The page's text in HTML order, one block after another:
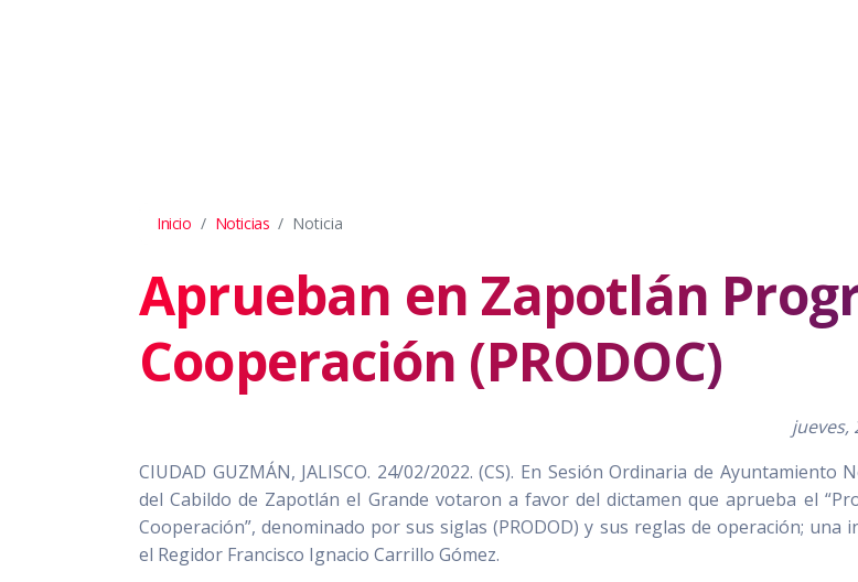
Inicio Noticias Noticia
Aprueban en Zapotlán
Cooperación (PRODOC)
jueves,
CIUDAD GUZMÁN, JALISCO. 24/02/2022. (CS). En Sesión Ordinaria de Ayuntamiento
del Cabildo de Zapotlán el Grande votaron a favor del dictamen que aprueba el
Cooperación”, denominado por sus siglas (PRODOD) y sus reglas de operación; una
el Regidor Francisco Ignacio Carrillo Gómez.